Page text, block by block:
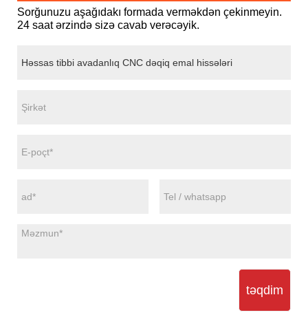
Sorğunuzu aşağıdakı formada verməkdən çekinmeyin.
24 saat ərzində sizə cavab verəcəyik.
təqdim